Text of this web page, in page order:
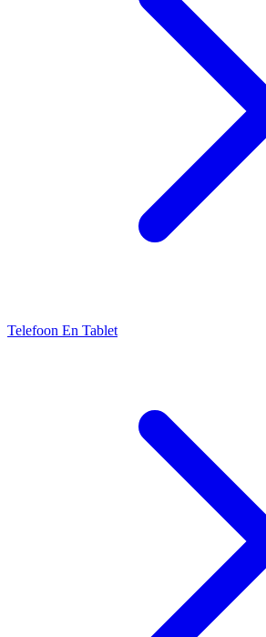
Telefoon En Tablet